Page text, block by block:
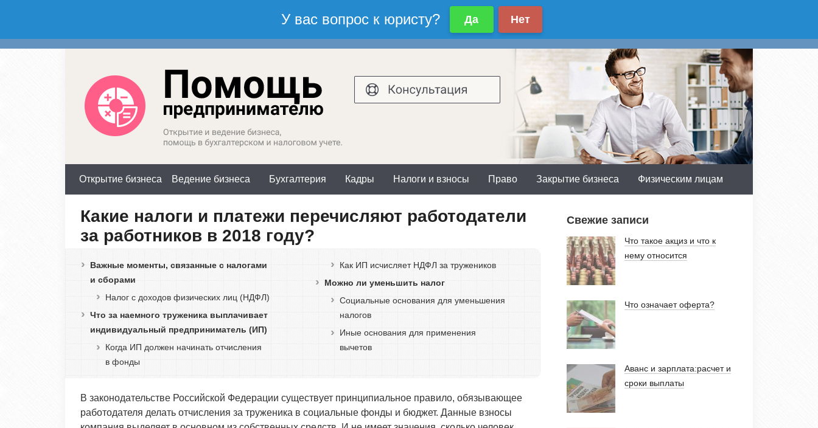
Открытие бизнеса Ведение бизнеса Бухгалтерия Кадры Налоги и взносы Право Закрытие бизнеса Физическим лицам
Какие налоги и платежи перечисляют работодатели
за работников в 2018 году?
Важные моменты, связанные с налогами
и сборами
Налог с доходов физических лиц (НДФЛ)
Что за наемного труженика выплачивает
индивидуальный предприниматель (ИП)
Когда ИП должен начинать отчисления
в фонды
Как ИП исчисляет НДФЛ за тружеников
Можно ли уменьшить налог
Социальные основания для уменьшения
налогов
Иные основания для применения
вычетов
В законодательстве Российской Федерации существует принципиальное правило, обязывающее
работодателя делать отчисления за труженика в социальные фонды и бюджет. Данные взносы
Свежие записи
Что такое акциз и что к
нему относится
Что означает оферта?
Аванс и зарплата:расчет и
сроки выплаты
+7(499)577-00-25 доб.603
Санкт-Петербург и область:
+7(812)425-66-30 доб.603